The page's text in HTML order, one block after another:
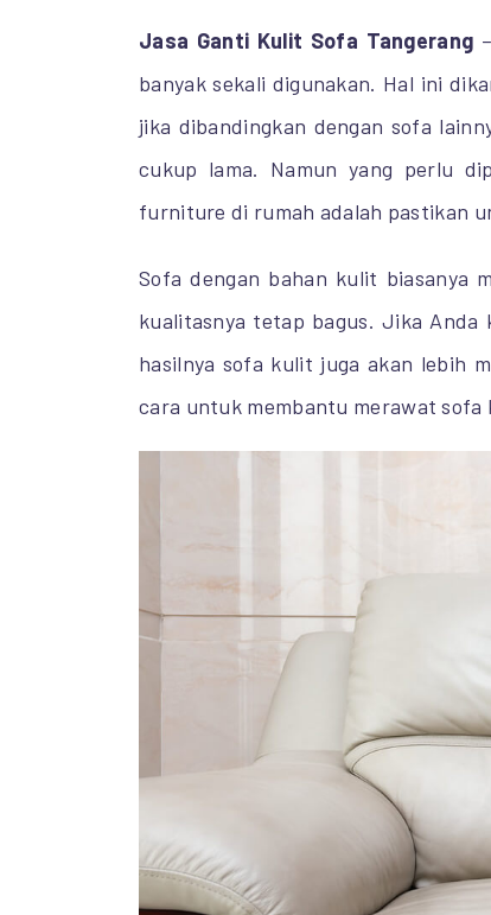
Jasa Ganti Kulit Sofa Tangerang
banyak sekali digunakan. Hal ini
jika dibandingkan dengan sofa
cukup lama. Namun yang perlu
furniture di rumah adalah pastikan
Sofa dengan bahan kulit biasanya
kualitasnya tetap bagus. Jika Anda
hasilnya sofa kulit juga akan lebih
cara untuk membantu merawat sofa